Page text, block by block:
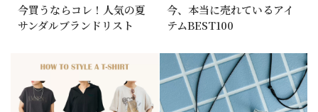
今買うならコレ！人気の夏
サンダルブランドリスト
今、本当に売れているアイ
テムBEST100